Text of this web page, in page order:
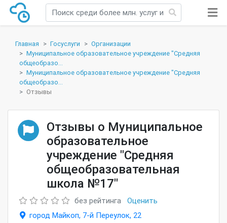
Главная Госуслуги
Организации
Муниципальное образовательное учреждение "Средняя
общеобразо...
Муниципальное образовательное учреждение "Средняя
общеобразо...
Отзывы
Отзывы о Муниципальное
образовательное
учреждение "Средняя
общеобразовательная
школа №17"
без рейтинга
Оценить
город Майкоп, 7-й Переулок, 22